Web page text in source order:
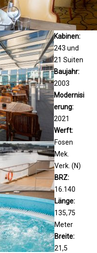
Kabinen:
243 und
21 Suiten
Baujahr:
2003
Modernisi
erung:
2021
Werft:
Fosen
Mek.
Verk. (N)
BRZ:
16.140
Länge:
135,75
Meter
Breite:
21,5